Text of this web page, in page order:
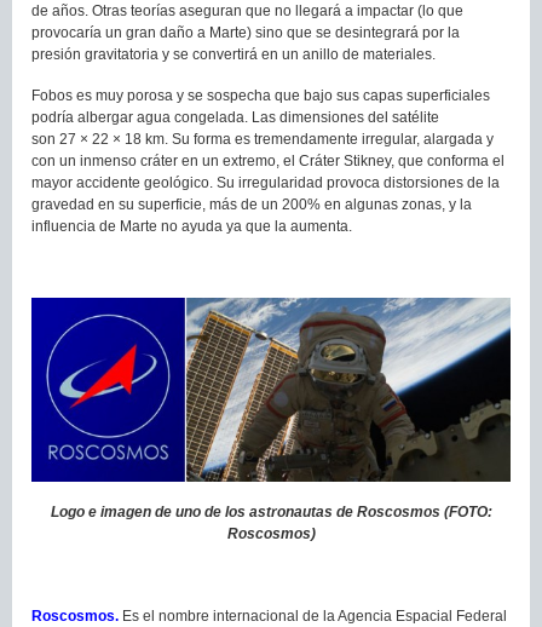
de años. Otras teorías aseguran que no llegará a impactar (lo que
provocaría un gran daño a Marte) sino que se desintegrará por la
presión gravitatoria y se convertirá en un anillo de materiales.
Fobos es muy porosa y se sospecha que bajo sus capas superficiales
podría albergar agua congelada. Las dimensiones del satélite
son 27 × 22 × 18 km. Su forma es tremendamente irregular, alargada y
con un inmenso cráter en un extremo, el Cráter Stikney, que conforma el
mayor accidente geológico. Su irregularidad provoca distorsiones de la
gravedad en su superficie, más de un 200% en algunas zonas, y la
influencia de Marte no ayuda ya que la aumenta.
Logo e imagen de uno de los astronautas de Roscosmos (FOTO:
Roscosmos)
Roscosmos. Es el nombre internacional de la Agencia Espacial Federal